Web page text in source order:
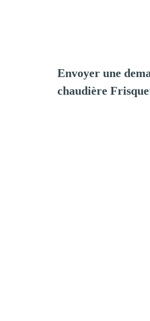
Envoyer une
chaudière